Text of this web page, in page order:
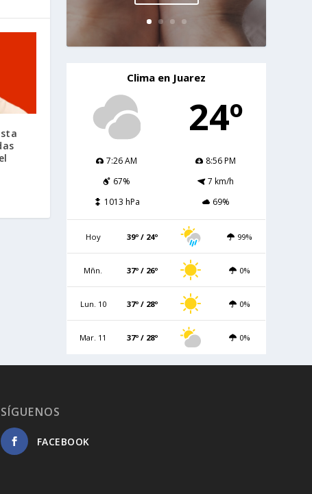
Clima en Juarez
24º
7:26 AM
8:56 PM
67%
7 km/h
1013 hPa
69%
Hoy 39º / 24º 99%
Mñn. 37º / 26º 0%
Lun. 10 37º / 28º 0%
Mar. 11 37º / 28º 0%
SÍGUENOS
FACEBOOK